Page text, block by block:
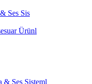
Ses Sis
Ürünl
Ses Sisteml